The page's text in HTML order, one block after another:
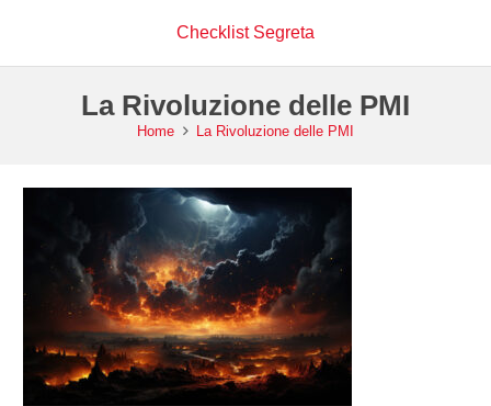
Checklist Segreta
La Rivoluzione delle PMI
Home La Rivoluzione delle PMI